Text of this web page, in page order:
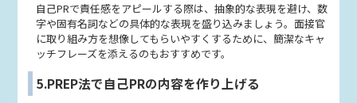
自己PRで責任感をアピールする際は、抽象的な表現を避け、数
字や固有名詞などの具体的な表現を盛り込みましょう。面接官
に取り組み方を想像してもらいやすくするために、簡潔なキャ
ッチフレーズを添えるのもおすすめです。
5.PREP法で自己PRの内容を作り上げる